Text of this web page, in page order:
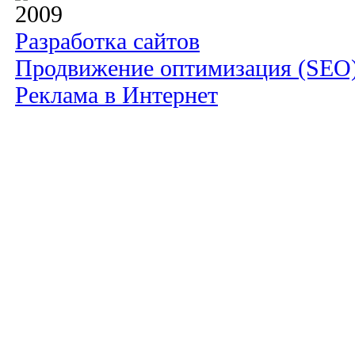
2009
Разработка сайтов
Продвижение оптимизация
Реклама в Интернет